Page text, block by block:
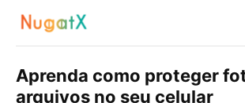
Aprenda como proteger
arquivos no seu celular